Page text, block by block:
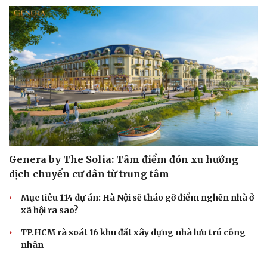
Genera by The Solia: Tâm điểm đón xu hướng
dịch chuyển cư dân từ trung tâm
Mục tiêu 114 dự án: Hà Nội sẽ tháo gỡ điểm nghẽn nhà ở
xã hội ra sao?
TP.HCM rà soát 16 khu đất xây dựng nhà lưu trú công
nhân